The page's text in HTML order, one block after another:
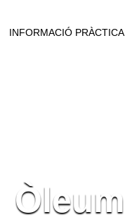
INFORMACIÓ PRÀCTICA
Òleum